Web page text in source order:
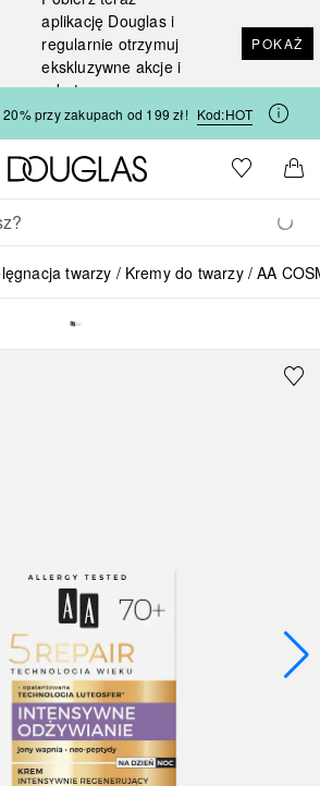
aplikację Douglas i
regularnie otrzymuj
ekskluzywne akcje i
rabaty
POKAŻ
przy zakupach od 199 zł! Kod:HOT
Strona główna Douglas
Do listyDo
twarzy Kremy do twarzy AA